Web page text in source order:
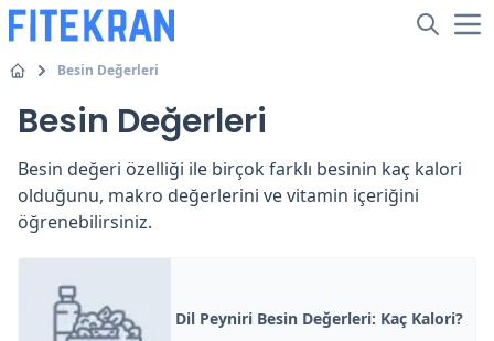
Besin Değerleri
Besin Değerleri
Besin değeri özelliği ile birçok farklı besinin kaç kalori
olduğunu, makro değerlerini ve vitamin içeriğini
öğrenebilirsiniz.
Dil Peyniri Besin Değerleri: Kaç Kalori?